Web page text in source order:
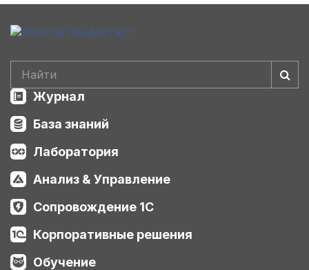
Журнал
База знаний
Лаборатория
Анализ & Управление
Сопровождение 1С
Корпоративные решения
Обучение